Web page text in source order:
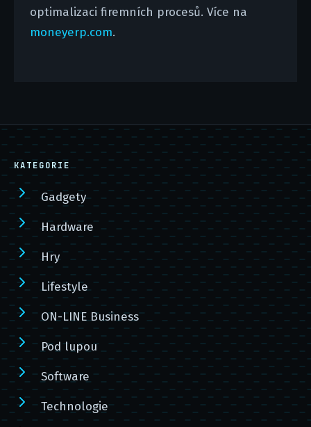
optimalizaci firemních procesů. Více na
moneyerp.com.
KATEGORIE
Gadgety
Hardware
Hry
Lifestyle
ON-LINE Business
Pod lupou
Software
Technologie